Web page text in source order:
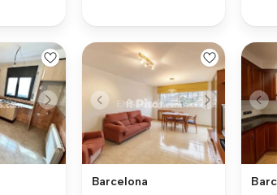
Barcelona